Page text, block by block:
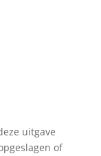
uitgave
of